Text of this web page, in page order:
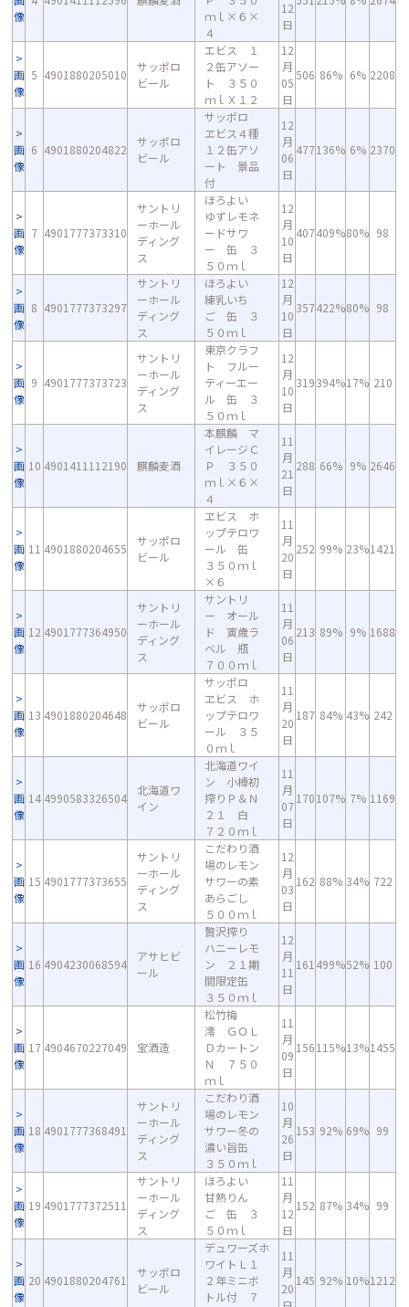
像
ｍｌ×６×
４
12
日
画
像
5 4901880205010
サッポロ
ビール
エビス １
２缶アソー
ト ３５０
ｍｌＸ１２
12
月
05
日
506 86% 6% 2208
画
像
6 4901880204822
サッポロ
ビール
サッポロ
ヱビス４種
１２缶アソ
ート 景品
付
12
月
06
日
477136% 6% 2370
画
像
7 4901777373310
サントリ
ーホール
ディング
ス
ほろよい
ゆずレモネ
ードサワ
ー 缶 ３
５０ｍｌ
12
月
10
日
407409%80% 98
画
像
8 4901777373297
サントリ
ーホール
ディング
ス
ほろよい
練乳いち
ご 缶 ３
５０ｍｌ
12
月
10
日
357422%80% 98
画
像
9 4901777373723
サントリ
ーホール
ディング
ス
東京クラフ
ト フルー
ティーエー
ル 缶 ３
５０ｍｌ
12
月
10
日
319394%17% 210
画
像
10 4901411112190 麒麟麦酒
本麒麟 マ
イレージＣ
Ｐ ３５０
ｍｌ×６×
４
11
月
21
日
288 66% 9% 2646
画
像
11 4901880204655
サッポロ
ビール
ヱビス ホ
ップテロワ
ール 缶
３５０ｍｌ
×６
11
月
20
日
252 99% 23%1421
画
像
12 4901777364950
サントリ
ーホール
ディング
ス
サントリ
ー オール
ド 寅歳ラ
ベル 瓶
７００ｍｌ
11
月
06
日
213 89% 9% 1688
画
像
13 4901880204648
サッポロ
ビール
サッポロ
ヱビス ホ
ップテロワ
ール ３５
０ｍｌ
11
月
20
日
187 84% 43% 242
画
像
14 4990583326504
北海道ワ
イン
北海道ワイ
ン 小樽初
搾りＰ＆Ｎ
２１ 白
７２０ｍｌ
11
月
07
日
170107% 7% 1169
画
像
15 4901777373655
サントリ
ーホール
ディング
ス
こだわり酒
場のレモン
サワーの素
あらごし
５００ｍｌ
12
月
03
日
162 88% 34% 722
画
像
16 4904230068594
アサヒビ
ール
贅沢搾り
ハニーレモ
ン ２１期
間限定缶
３５０ｍｌ
12
月
11
日
161 499%52% 100
画
像
17 4904670227049 宝酒造
松竹梅
澪 ＧＯＬ
Ｄカートン
Ｎ ７５０
ｍｌ
11
月
09
日
156115%13%1455
画
像
18 4901777368491
サントリ
ーホール
ディング
ス
こだわり酒
場のレモン
サワー冬の
濃い旨缶
３５０ｍｌ
10
月
26
日
153 92% 69% 99
画
像
19 4901777372511
サントリ
ーホール
ディング
ス
ほろよい
甘熟りん
ご 缶 ３
５０ｍｌ
11
月
12
日
152 87% 34% 99
画
像
20 4901880204761
サッポロ
ビール
デュワーズホ
ワイトＬ１
２年ミニボ
トル付 ７
11
月
20
145 92% 10%1212